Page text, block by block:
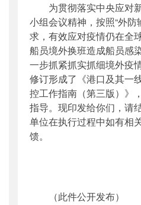
主题分类：应急管理
公文类型： 部明电或部
为贯彻落实中央应对
小组会议精神，按照“外防
求，有效应对疫情仍在全
船员境外换班造成船员感
一步抓紧抓实抓细境外疫
修订形成了《港口及其一
控工作指南（第三版）》
指导。现印发给你们，请
单位在执行过程中如有相
馈。
（此件公开发布）